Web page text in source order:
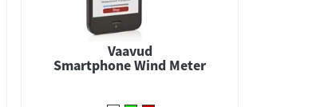
Vaavud
Smartphone Wind Meter